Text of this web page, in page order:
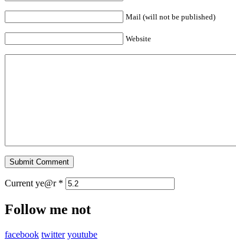
Mail (will not be published)
Website
Current ye@r *
Follow me not
facebook twitter youtube